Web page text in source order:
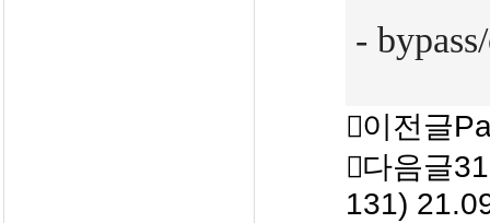
-
이전글
다음글
131)